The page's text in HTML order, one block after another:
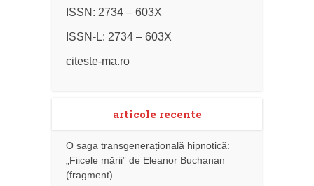
ISSN: 2734 – 603X
ISSN-L: 2734 – 603X
citeste-ma.ro
articole recente
O saga transgenerațională hipnotică:
„Fiicele mării” de Eleanor Buchanan
(fragment)